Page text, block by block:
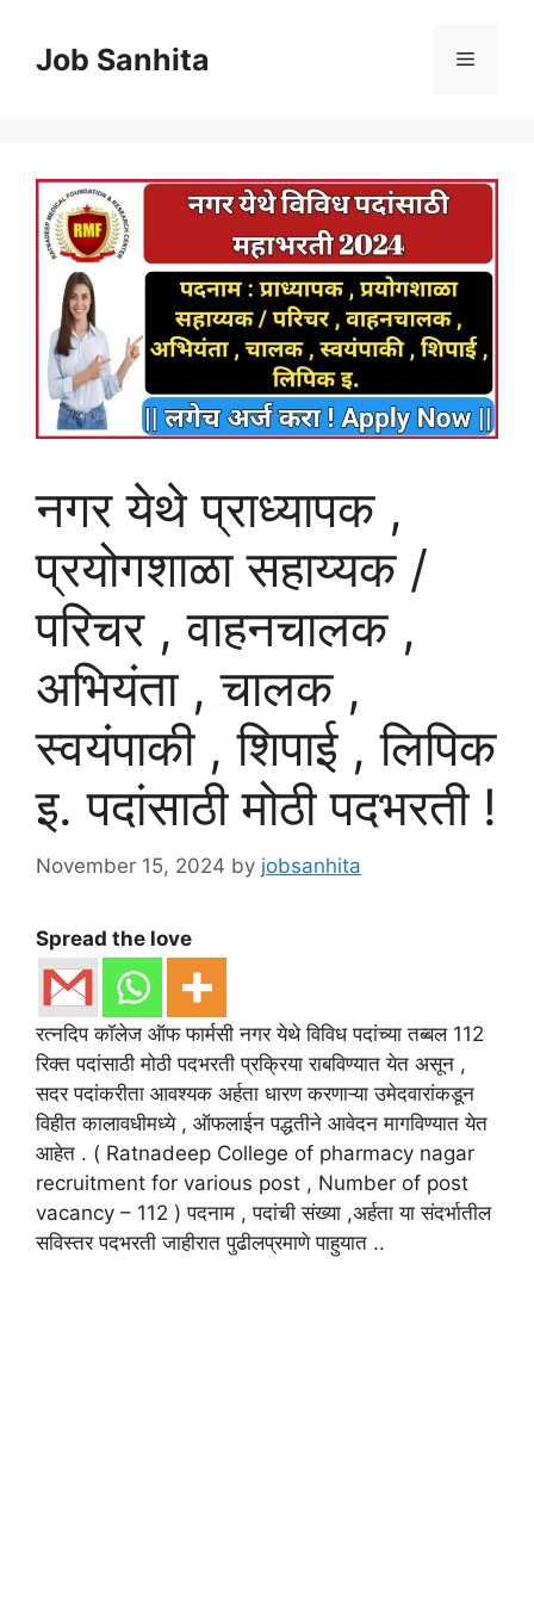
contentJob Sanhita Menu
नगर येथे प्राध्यापक ,
प्रयोगशाळा सहाय्यक /
परिचर , वाहनचालक ,
अभियंता , चालक ,
स्वयंपाकी , शिपाई , लिपिक
इ. पदांसाठी मोठी पदभरती !
November 15, 2024 by jobsanhita
Spread the love
रत्नदिप कॉलेज ऑफ फार्मसी नगर येथे विविध पदांच्या तब्बल 112
रिक्त पदांसाठी मोठी पदभरती प्रक्रिया राबविण्यात येत असून ,
सदर पदांकरीता आवश्यक अर्हता धारण करणाऱ्या उमेदवारांकडून
विहीत कालावधीमध्ये , ऑफलाईन पद्धतीने आवेदन मागविण्यात येत
आहेत . ( Ratnadeep College of pharmacy nagar
recruitment for various post , Number of post
vacancy – 112 ) पदनाम , पदांची संख्या ,अर्हता या संदर्भातील
सविस्तर पदभरती जाहीरात पुढीलप्रमाणे पाहुयात ..